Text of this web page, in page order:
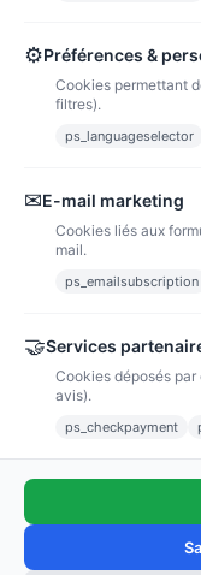
Grille point de croix
Ajouter au panier
⚙Préférences &
Cookies permettant
filtres).
ps_languageselector
✉E-mail marketing
Cookies liés aux
mail.
ps_emailsubscription
🤝Services
Cookies déposés
avis).
ps_checkpayment